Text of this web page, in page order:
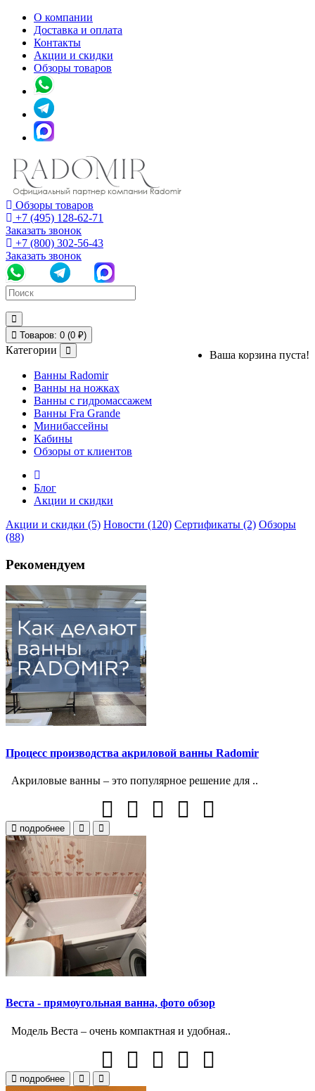
О компании
Доставка и оплата
Контакты
Акции и скидки
Обзоры товаров
Обзоры товаров
+7 (495) 128-62-71
Заказать звонок
+7 (800) 302-56-43
Заказать звонок
Товаров: 0 (0 ₽)
Ваша корзина пуста!
Категории
Ванны Radomir
Ванны на ножках
Ванны с гидромассажем
Ванны Fra Grande
Минибассейны
Кабины
Обзоры от клиентов
Блог
Акции и скидки
Акции и скидки (5) Новости (120) Сертификаты (2) Обзоры
(88)
Рекомендуем
Процесс производства акриловой ванны Radomir
Акриловые ванны – это популярное решение для ..
подробнее
Веста - прямоугольная ванна, фото обзор
Модель Веста – очень компактная и удобная..
подробнее